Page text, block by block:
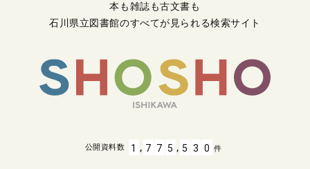
本も雑誌も古文書も
石川県立図書館のすべてが見られる検索サイト
公開資料数 1 , 7 7 5 , 5 3 0 件